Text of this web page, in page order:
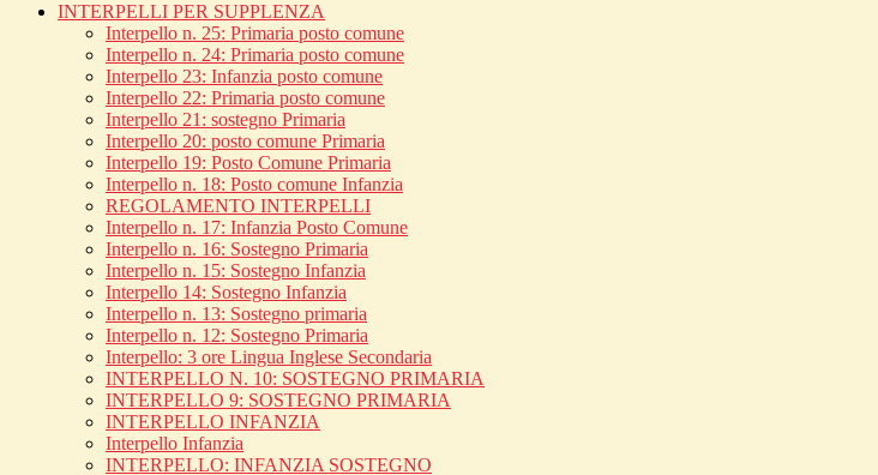
INTERPELLI PER SUPPLENZA
Interpello n. 25: Primaria posto comune
Interpello n. 24: Primaria posto comune
Interpello 23: Infanzia posto comune
Interpello 22: Primaria posto comune
Interpello 21: sostegno Primaria
Interpello 20: posto comune Primaria
Interpello 19: Posto Comune Primaria
Interpello n. 18: Posto comune Infanzia
REGOLAMENTO INTERPELLI
Interpello n. 17: Infanzia Posto Comune
Interpello n. 16: Sostegno Primaria
Interpello n. 15: Sostegno Infanzia
Interpello 14: Sostegno Infanzia
Interpello n. 13: Sostegno primaria
Interpello n. 12: Sostegno Primaria
Interpello: 3 ore Lingua Inglese Secondaria
INTERPELLO N. 10: SOSTEGNO PRIMARIA
INTERPELLO 9: SOSTEGNO PRIMARIA
INTERPELLO INFANZIA
Interpello Infanzia
INTERPELLO: INFANZIA SOSTEGNO